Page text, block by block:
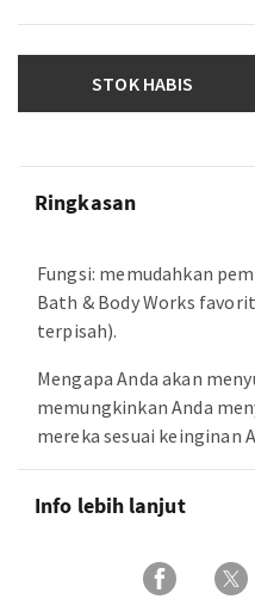
STOK HABIS
Ringkasan
Fungsi: memudahkan
Bath & Body Works
terpisah).
Mengapa Anda akan
memungkinkan Anda
mereka sesuai keinginan
Info lebih lanjut